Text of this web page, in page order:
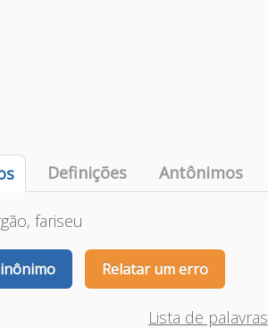
Definições Antônimos
fariseu
Relatar um erro
Lista de palavras